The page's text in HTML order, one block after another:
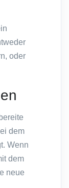
oder
dem
Wenn
dem
neue